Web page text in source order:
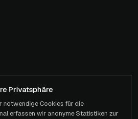
Privatsphäre
notwendige Cookies für die
erfassen wir anonyme Statistiken zur